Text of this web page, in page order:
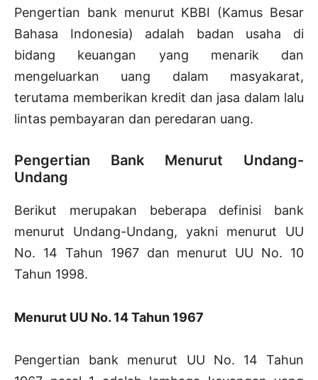
Pengertian bank menurut KBBI (Kamus Besar
Bahasa Indonesia) adalah badan usaha di
bidang keuangan yang menarik dan
mengeluarkan uang dalam masyakarat,
terutama memberikan kredit dan jasa dalam lalu
lintas pembayaran dan peredaran uang.
Pengertian Bank Menurut Undang-
Undang
Berikut merupakan beberapa definisi bank
menurut Undang-Undang, yakni menurut UU
No. 14 Tahun 1967 dan menurut UU No. 10
Tahun 1998.
Menurut UU No. 14 Tahun 1967
Pengertian bank menurut UU No. 14 Tahun